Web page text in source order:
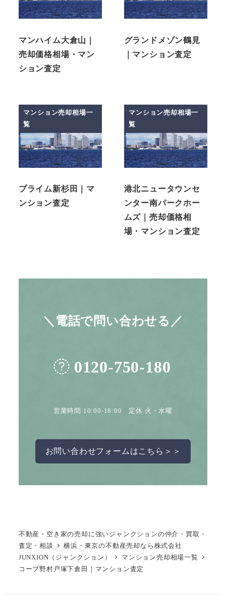
マンハイム大倉山｜
売却価格相場・マン
ション査定
グランドメゾン鶴見
｜マンション査定
マンション売却相場一
覧
プライム新杉田｜マ
ンション査定
マンション売却相場一
覧
港北ニュータウンセ
ンター南パークホー
ムズ｜売却価格相
場・マンション査定
＼電話で問い合わせる／
0120-750-180
営業時間 10:00-18:00 定休 火・水曜
お問い合わせフォームはこちら＞＞
不動産・空き家の売却に強いジャンクションの仲介・買取・
査定・相談
横浜・東京の不動産売却なら株式会社
JUNXION（ジャンクション）
マンション売却相場一覧
コープ野村戸塚下倉田｜マンション査定